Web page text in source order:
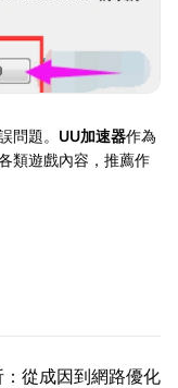
問題。 UU加速器作為
類遊戲內容，推薦作
從成因到網路優化